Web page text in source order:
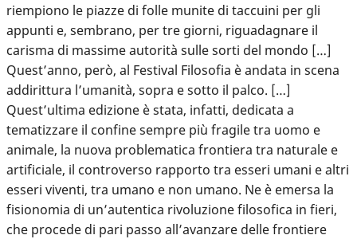
riempiono le piazze di folle munite di taccuini per gli
appunti e, sembrano, per tre giorni, riguadagnare il
carisma di massime autorità sulle sorti del mondo […]
Quest’anno, però, al Festival Filosofia è andata in scena
addirittura l’umanità, sopra e sotto il palco. […]
Quest’ultima edizione è stata, infatti, dedicata a
tematizzare il confine sempre più fragile tra uomo e
animale, la nuova problematica frontiera tra naturale e
artificiale, il controverso rapporto tra esseri umani e altri
esseri viventi, tra umano e non umano. Ne è emersa la
fisionomia di un’autentica rivoluzione filosofica in fieri,
che procede di pari passo all’avanzare delle frontiere